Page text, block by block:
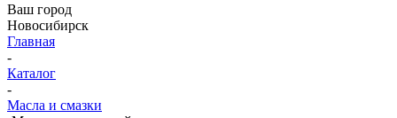
Ваш город
Новосибирск
Главная
-
Каталог
-
Масла и смазки